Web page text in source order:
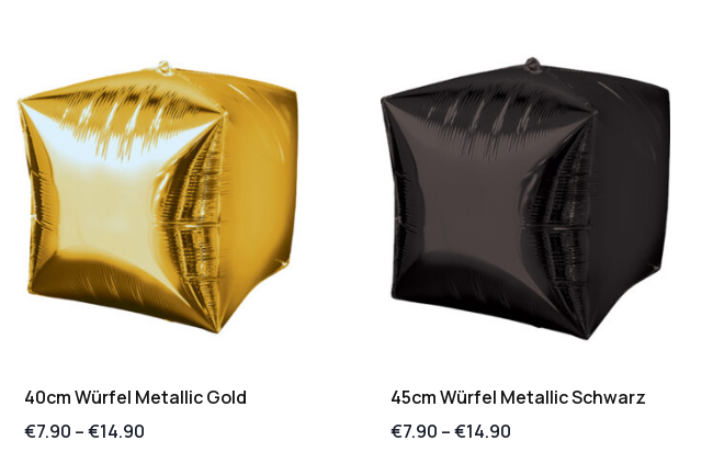
40cm Würfel Metallic Gold
€7.90 –€14.90
45cm Würfel Metallic Schwarz
€7.90 –€14.90